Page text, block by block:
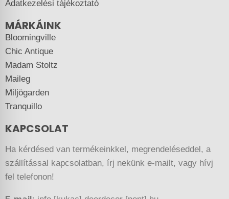
Adatkezelési tájékoztató
MÁRKÁINK
Bloomingville
Chic Antique
Madam Stoltz
Maileg
Miljögarden
Tranquillo
KAPCSOLAT
Ha kérdésed van termékeinkkel, megrendeléseddel, a
szállítással kapcsolatban, írj nekünk e-mailt, vagy hívj
fel telefonon!